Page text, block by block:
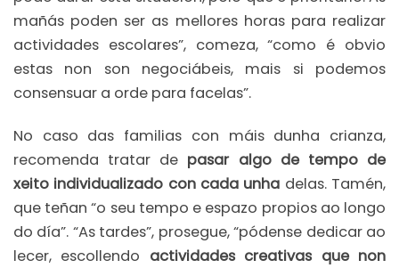
mañás poden ser as mellores horas para realizar
actividades escolares”, comeza, “como é obvio
estas non son negociábeis, mais si podemos
consensuar a orde para facelas”.
No caso das familias con máis dunha crianza,
recomenda tratar de pasar algo de tempo de
xeito individualizado con cada unha delas. Tamén,
que teñan “o seu tempo e espazo propios ao longo
do día”. “As tardes”, prosegue, “pódense dedicar ao
lecer, escollendo actividades creativas que non